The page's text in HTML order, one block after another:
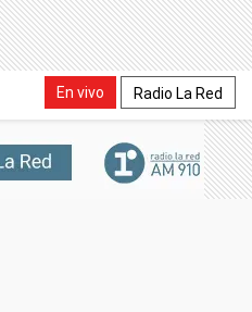
En vivo Radio La Red